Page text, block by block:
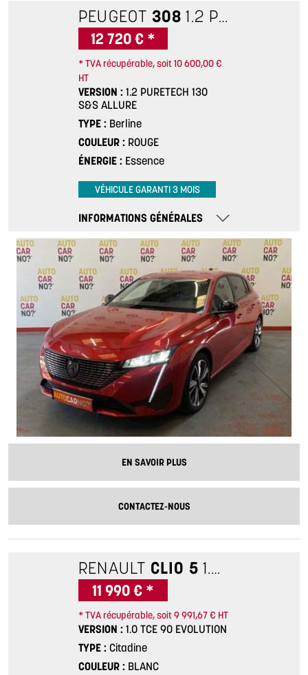
PEUGEOT 308 1.2 PURETECH 130 S&S ALLURE
12 720 € *
* TVA récupérable, soit 10 600,00 €
HT
VERSION
1.2 PURETECH 130
S&S ALLURE
TYPE
Berline
COULEUR
ROUGE
ÉNERGIE
Essence
VÉHICULE GARANTI 3 MOIS
INFORMATIONS GÉNÉRALES
EN SAVOIR PLUS
CONTACTEZ-NOUS
RENAULT CLIO 5 1.0 TCE 90 EVOLUTION
11 990 € *
* TVA récupérable, soit 9 991,67 € HT
VERSION
1.0 TCE 90 EVOLUTION
TYPE
Citadine
COULEUR
BLANC